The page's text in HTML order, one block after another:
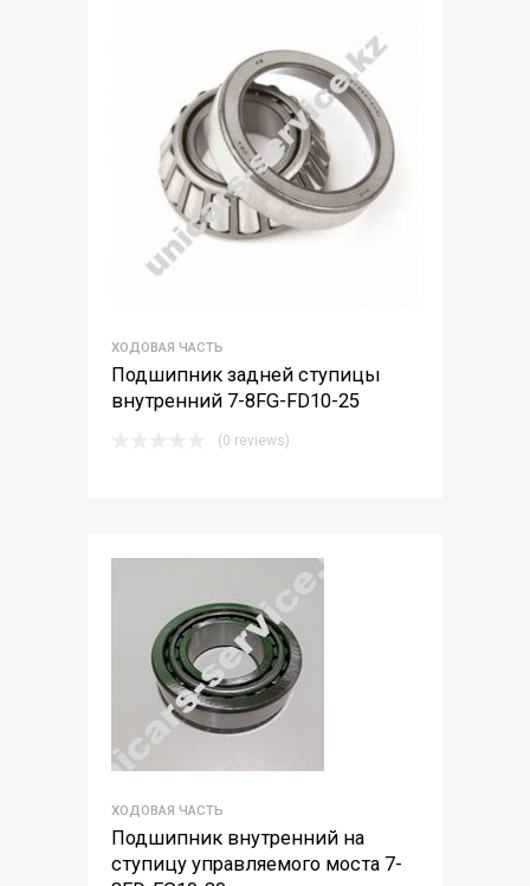
ХОДОВАЯ ЧАСТЬ
Подшипник задней ступицы
внутренний 7-8FG-FD10-25
(0 reviews)
ХОДОВАЯ ЧАСТЬ
Подшипник внутренний на
ступицу управляемого моста 7-